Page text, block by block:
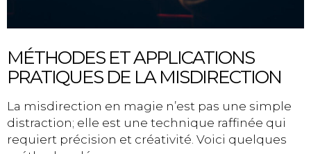
MÉTHODES ET APPLICATIONS
PRATIQUES DE LA MISDIRECTION
La misdirection en magie n’est pas une simple
distraction; elle est une technique raffinée qui
requiert précision et créativité. Voici quelques